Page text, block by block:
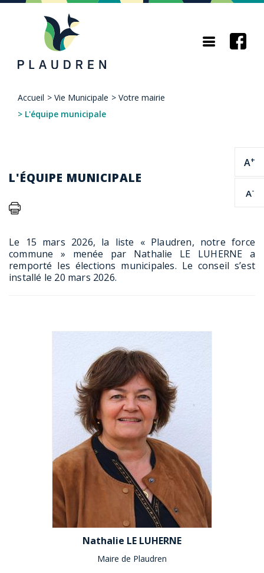
Aller
contenu
principal
A+
A-
Fil
Accueil > Vie Municipale > Votre mairie
> L'équipe municipale
L'ÉQUIPE MUNICIPALE
Le 15 mars 2026, la liste « Plaudren, notre force
commune » menée par Nathalie LE LUHERNE a
remporté les élections municipales. Le conseil s’est
installé le 20 mars 2026.
Nathalie LE LUHERNE
Maire de Plaudren